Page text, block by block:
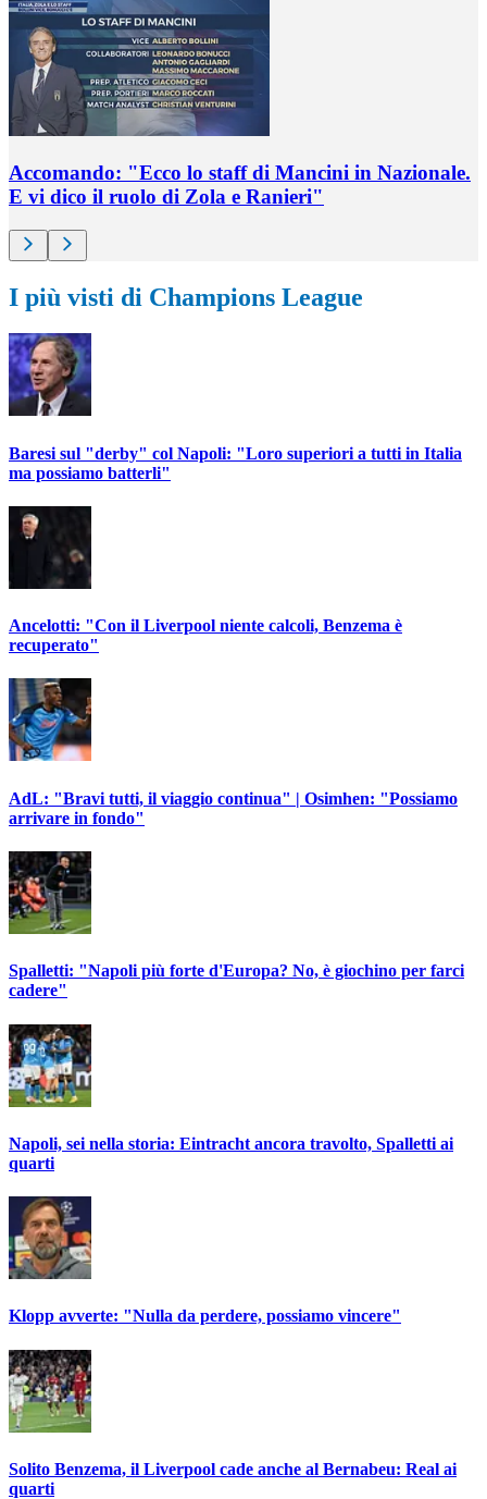
Accomando: "Ecco lo staff di Mancini in Nazionale.
E vi dico il ruolo di Zola e Ranieri"
I più visti di Champions League
Baresi sul "derby" col Napoli: "Loro superiori a tutti in Italia
ma possiamo batterli"
Ancelotti: "Con il Liverpool niente calcoli, Benzema è
recuperato"
AdL: "Bravi tutti, il viaggio continua" | Osimhen: "Possiamo
arrivare in fondo"
Spalletti: "Napoli più forte d'Europa? No, è giochino per farci
cadere"
Napoli, sei nella storia: Eintracht ancora travolto, Spalletti ai
quarti
Klopp avverte: "Nulla da perdere, possiamo vincere"
Solito Benzema, il Liverpool cade anche al Bernabeu: Real ai
quarti